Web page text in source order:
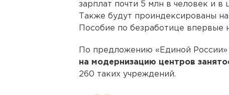
зарплат почти 5 млн в человек и
Также будут проиндексированы
Пособие по безработице впервые
По предложению «Единой
на модернизацию центров
260 таких учреждений.